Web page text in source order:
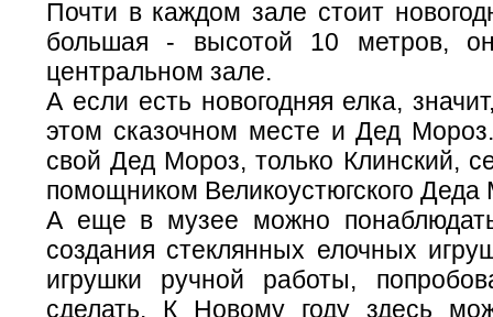
Почти в каждом зале стоит
большая - высотой 10 метров,
центральном зале.
А если есть новогодняя елка,
этом сказочном месте и Дед
свой Дед Мороз, только Клинский,
помощником Великоустюгского Деда
А еще в музее можно
создания стеклянных елочных
игрушки ручной работы,
сделать. К Новому году здесь